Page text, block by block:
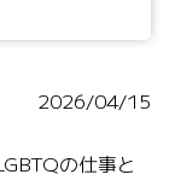
2026/04/15
の仕事と